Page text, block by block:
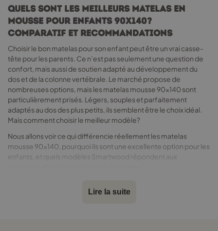
sur
la
page
du
produit
Quels sont les meilleurs matelas en
mousse pour enfants 90x140?
Comparatif et recommandations
Choisir le bon matelas pour son enfant peut être un vrai casse-
tête pour les parents. Ce n’est pas seulement une question de
confort, mais aussi de soutien adapté au développement du
dos et de la colonne vertébrale. Le marché propose de
nombreuses options, mais les matelas mousse 90x140 sont
particulièrement prisés. Légers, souples et parfaitement
adaptés au dos des plus petits, ils semblent être le choix idéal.
Mais comment choisir le meilleur modèle?
Nous allons voir ce qui différencie réellement les matelas
mousse 90x140, pourquoi ils sont une excellente option pour les
enfants, et quels modèles Smartwood répondent aux
Pourquoi un matelas mousse 90x140
Lire la suite